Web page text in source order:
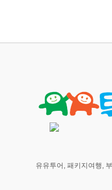
유유투어, 패키지여행,